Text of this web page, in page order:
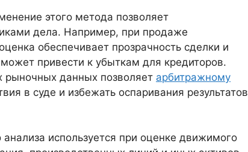
этого метода позволяет
дела. Например, при продаже
обеспечивает прозрачность сделки и
привести к убыткам для кредиторов.
данных позволяет арбитражному
в суде и избежать оспаривания результатов
используется при оценке движимого